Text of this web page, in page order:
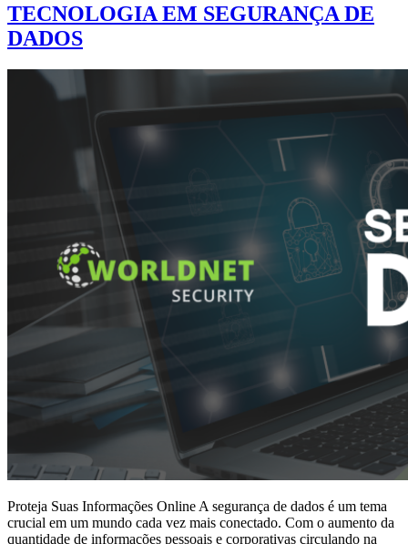
TECNOLOGIA EM SEGURANÇA DE
DADOS
Proteja Suas Informações Online A segurança de dados é um tema
crucial em um mundo cada vez mais conectado. Com o aumento da
quantidade de informações pessoais e corporativas circulando na